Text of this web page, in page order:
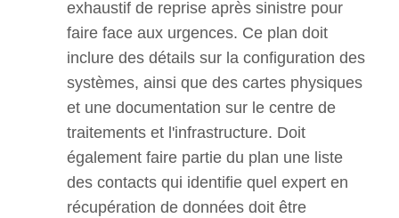
exhaustif de reprise après sinistre pour
faire face aux urgences. Ce plan doit
inclure des détails sur la configuration des
systèmes, ainsi que des cartes physiques
et une documentation sur le centre de
traitements et l'infrastructure. Doit
également faire partie du plan une liste
des contacts qui identifie quel expert en
récupération de données doit être